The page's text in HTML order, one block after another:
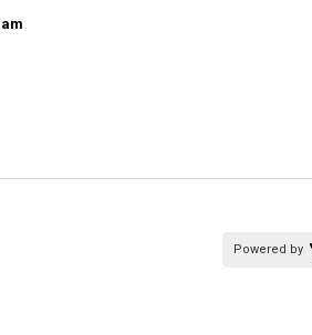
Powered by